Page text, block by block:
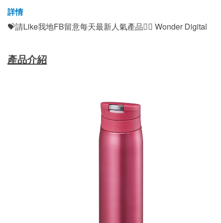
詳情
💝請Like我地FB留意每天最新人氣產品👍🏻 Wonder Digital
產品介紹